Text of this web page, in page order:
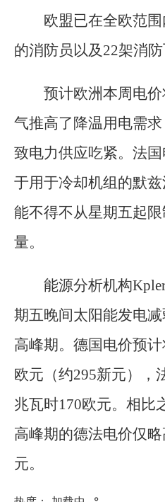
欧盟已在全欧范
的消防员以及22架消
预计欧洲本周电
气推高了降温用电需
致电力供应吃紧。法
于用于冷却机组的默
能不得不从星期五起
量。
能源分析机构
期五晚间太阳能发电
高峰期。德国电价预
欧元（约295新元），
兆瓦时170欧元。相比
高峰期的德法电价仅
元。